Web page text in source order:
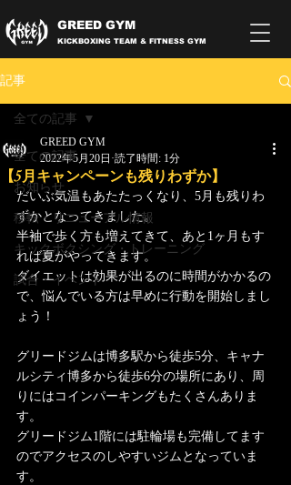
GREED GYM
KICKBOXING TEAM & FITNESS GYM
記事
全ての記事
お知らせ
移転・リニューアル情報
キックボクシング・トレーニング
試合・イベント
全ての記事
【5月キャンペーンも残りわずか】
GREED GYM
2022年5月20日 読了時間: 1分
だいぶ気温もあたたっくなり、5月も残りわ
ずかとなってきました。
半袖で歩く方も増えてきて、あと1ヶ月もす
れば夏がやってきます。
ダイエットは効果が出るのに時間がかかるの
で、悩んでいる方は早めに行動を開始しまし
ょう！
グリードジムは博多駅から徒歩5分、キャナ
ルシティ博多から徒歩6分の場所にあり、周
りにはコインパーキングもたくさんありま
す。
グリードジム1階には駐輪場も完備してます
のでアクセスのしやすいジムとなっていま
す。